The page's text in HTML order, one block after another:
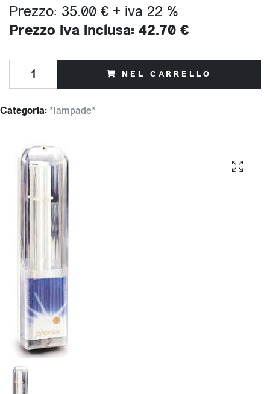
Prezzo: 35.00 € + iva 22 %
Prezzo iva inclusa: 42.70 €
NEL CARRELLO
Categoria: *lampade*